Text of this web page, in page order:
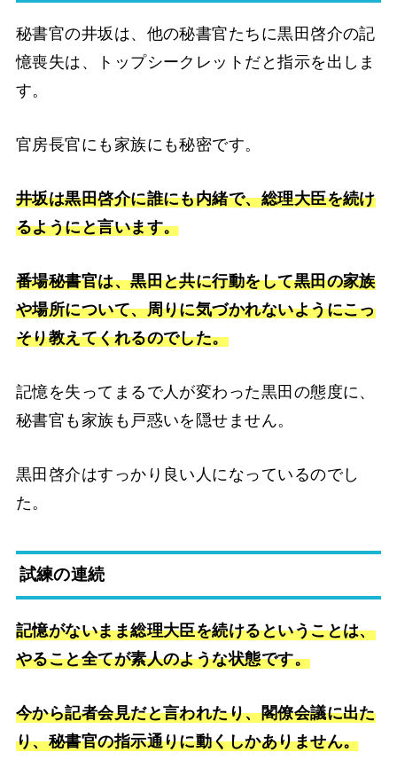
秘書官の井坂は、他の秘書官たちに黒田啓介の記
憶喪失は、トップシークレットだと指示を出しま
す。
官房長官にも家族にも秘密です。
井坂は黒田啓介に誰にも内緒で、総理大臣を続け
るようにと言います。
番場秘書官は、黒田と共に行動をして黒田の家族
や場所について、周りに気づかれないようにこっ
そり教えてくれるのでした。
記憶を失ってまるで人が変わった黒田の態度に、
秘書官も家族も戸惑いを隠せません。
黒田啓介はすっかり良い人になっているのでし
た。
試練の連続
記憶がないまま総理大臣を続けるということは、
やること全てが素人のような状態です。
今から記者会見だと言われたり、閣僚会議に出た
り、秘書官の指示通りに動くしかありません。